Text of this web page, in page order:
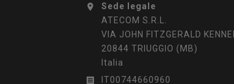

Sede legale
ATECOM S.R.L.
VIA JOHN FITZGERALD
20844 TRIUGGIO (MB)
Italia

IT00744660960